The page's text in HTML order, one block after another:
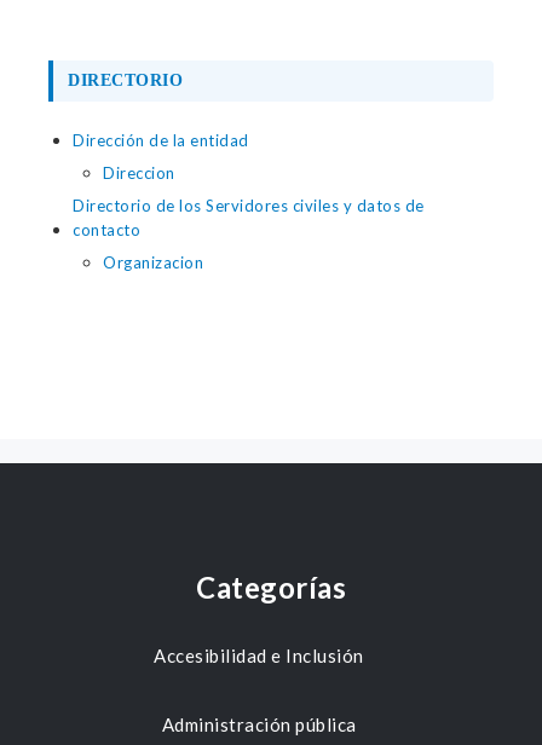
DIRECTORIO
Dirección de la entidad
Direccion
Directorio de los Servidores civiles y datos de
contacto
Organizacion
Categorías
Accesibilidad e Inclusión
Administración pública